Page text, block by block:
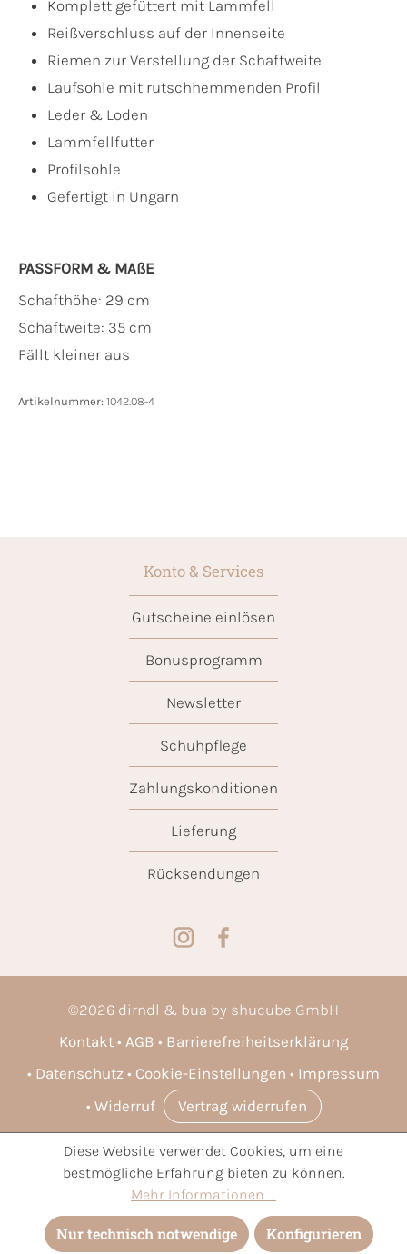
Komplett gefüttert mit Lammfell
Reißverschluss auf der Innenseite
Riemen zur Verstellung der Schaftweite
Laufsohle mit rutschhemmenden Profil
Leder & Loden
Lammfellfutter
Profilsohle
Gefertigt in Ungarn
PASSFORM & MAẞE
Schafthöhe: 29 cm
Schaftweite: 35 cm
Fällt kleiner aus
Artikelnummer: 1042.08-4
Konto & Services
Gutscheine einlösen
Bonusprogramm
Newsletter
Schuhpflege
Zahlungskonditionen
Lieferung
Rücksendungen
©2026 dirndl & bua by shucube GmbH
Kontakt
AGB
Barrierefreiheitserklärung
Datenschutz
Cookie-Einstellungen
Impressum
Widerruf
Vertrag widerrufen
* Alle Preise inkl. gesetzl. Mehrwertsteuer zzgl.Versandkosten
und ggf. Nachnahmegebühren, wenn nicht anders angegeben.
Diese Website verwendet Cookies, um eine
bestmögliche Erfahrung bieten zu können.
Mehr Informationen ...
Nur technisch notwendige Konfigurieren